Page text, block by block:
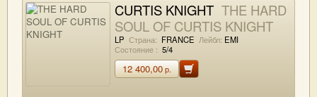
CURTIS KNIGHT THE HARD
SOUL OF CURTIS KNIGHT
LP Страна: FRANCE Лейбл: EMI
Состояние : 5/4
12 400,00р.